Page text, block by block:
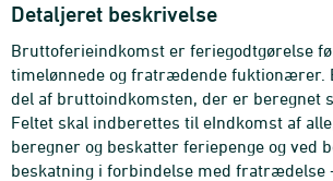
Detaljeret beskrivelse
Bruttoferieindkomst er feriegodtgørelse
timelønnede og fratrædende fuktionærer.
del af bruttoindkomsten, der er beregnet
Feltet skal indberettes til eIndkomst af
beregner og beskatter feriepenge og ved
beskatning i forbindelse med fratrædelse